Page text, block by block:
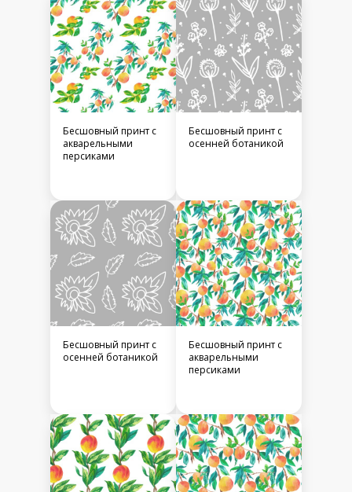
Бесшовный принт c
акварельными
персиками
Бесшовный принт c
осенней ботаникой
Бесшовный принт c
осенней ботаникой
Бесшовный принт c
акварельными
персиками